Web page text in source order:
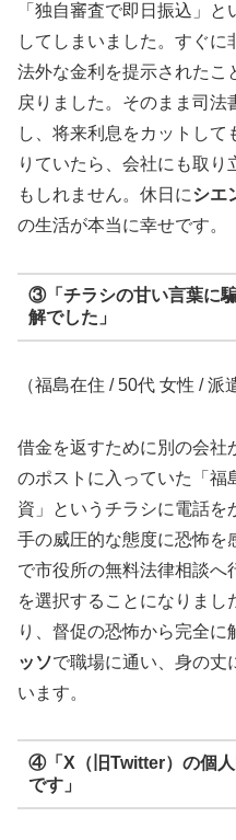
「独自審査で即日振込」
してしまいました。すぐに
法外な金利を提示されたこ
戻りました。そのまま司
し、将来利息をカットし
りていたら、会社にも取
もしれません。休日にシエ
の生活が本当に幸せです。
③「チラシの甘い言葉に
解でした」
（福島在住 / 50代 女性 / 派
借金を返すために別の会社
のポストに入っていた「福
資」というチラシに電話を
手の威圧的な態度に恐怖を
で市役所の無料法律相談へ
を選択することになりまし
り、督促の恐怖から完全
ッソで職場に通い、身の丈
います。
④「X（旧Twitter）の個
です」